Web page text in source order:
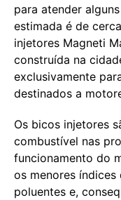
para atender
estimada é de
injetores Magneti
construída na
exclusivamente
destinados a
Os bicos injetores
combustível nas
funcionamento do
os menores
poluentes e,